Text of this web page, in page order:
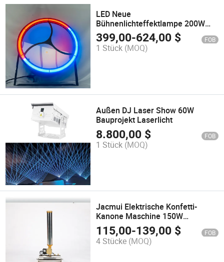
LED Neue
Bühnenlichteffektlampe 200W
Retro DJ Beleuchtungstrahl für
Club
399,00-624,00 $ FOB
1 Stück (MOQ)
Außen DJ Laser Show 60W
Bauprojekt Laserlicht
8.800,00 $ FOB
1 Stück (MOQ)
Jacmui Elektrische Konfetti-
Kanone Maschine 150W
Edelstahlgehäuse DJ Bühne
Konfetti Maschine
115,00-139,00 $ FOB
4 Stücke (MOQ)